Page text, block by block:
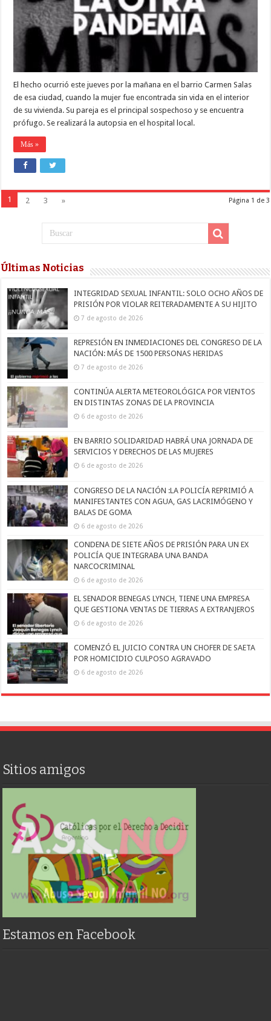
El hecho ocurrió este jueves por la mañana en el barrio Carmen Salas
de esa ciudad, cuando la mujer fue encontrada sin vida en el interior
de su vivienda. Su pareja es el principal sospechoso y se encuentra
prófugo. Se realizará la autopsia en el hospital local.
Más »
Página 1 de 3
1 2 3 »
Últimas Noticias
INTEGRIDAD SEXUAL INFANTIL: SOLO OCHO AÑOS DE
PRISIÓN POR VIOLAR REITERADAMENTE A SU HIJITO
7 de agosto de 2026
REPRESIÓN EN INMEDIACIONES DEL CONGRESO DE LA
NACIÓN: MÁS DE 1500 PERSONAS HERIDAS
7 de agosto de 2026
CONTINÚA ALERTA METEOROLÓGICA POR VIENTOS
EN DISTINTAS ZONAS DE LA PROVINCIA
6 de agosto de 2026
EN BARRIO SOLIDARIDAD HABRÁ UNA JORNADA DE
SERVICIOS Y DERECHOS DE LAS MUJERES
6 de agosto de 2026
CONGRESO DE LA NACIÓN :LA POLICÍA REPRIMIÓ A
MANIFESTANTES CON AGUA, GAS LACRIMÓGENO Y
BALAS DE GOMA
6 de agosto de 2026
CONDENA DE SIETE AÑOS DE PRISIÓN PARA UN EX
POLICÍA QUE INTEGRABA UNA BANDA
NARCOCRIMINAL
6 de agosto de 2026
EL SENADOR BENEGAS LYNCH, TIENE UNA EMPRESA
QUE GESTIONA VENTAS DE TIERRAS A EXTRANJEROS
6 de agosto de 2026
COMENZÓ EL JUICIO CONTRA UN CHOFER DE SAETA
POR HOMICIDIO CULPOSO AGRAVADO
6 de agosto de 2026
Sitios amigos
Estamos en Facebook